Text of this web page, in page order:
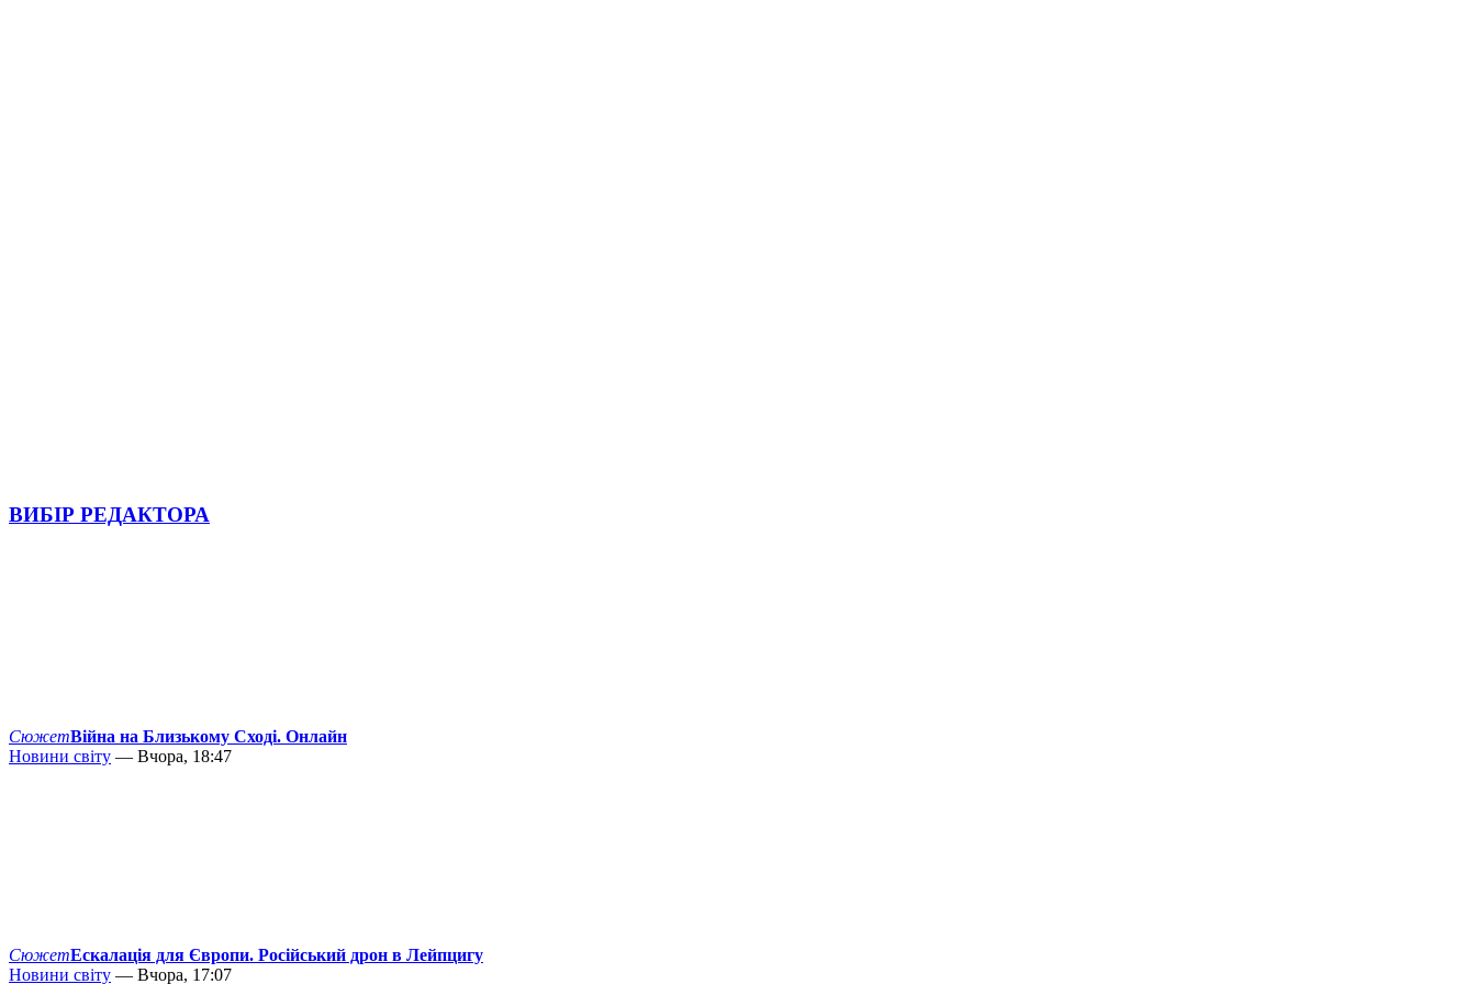
ВИБІР РЕДАКТОРА
СюжетВійна на Близькому Сході. Онлайн
Новини світу — Вчора, 18:47
СюжетЕскалація для Європи. Російський дрон в Лейпцигу
Новини світу — Вчора, 17:07